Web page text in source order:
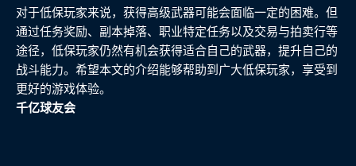
对于低保玩家来说，获得高级武器可能会面临一定的困难。但
通过任务奖励、副本掉落、职业特定任务以及交易与拍卖行等
途径，低保玩家仍然有机会获得适合自己的武器，提升自己的
战斗能力。希望本文的介绍能够帮助到广大低保玩家，享受到
更好的游戏体验。
千亿球友会